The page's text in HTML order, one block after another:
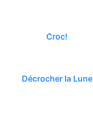
Croc!
Décrocher la Lune